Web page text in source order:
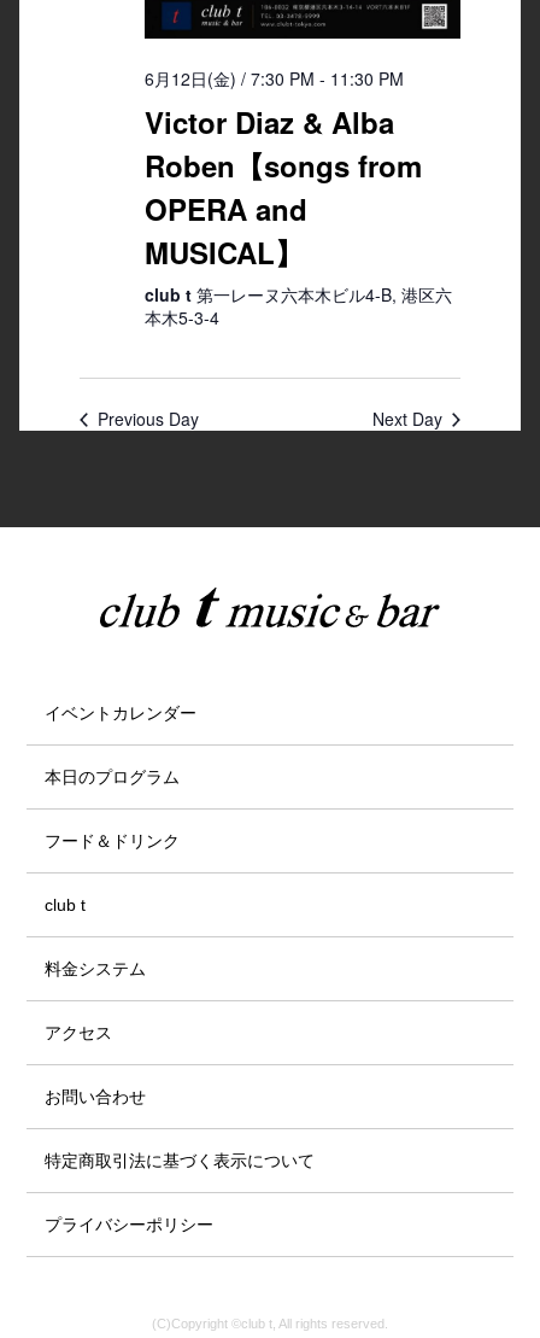
6月12日(金) / 7:30 PM - 11:30 PM
Victor Diaz & Alba
Roben【songs from
OPERA and
MUSICAL】
club t 第一レーヌ六本木ビル4-B, 港区六
本木5-3-4
Previous Day Next Day
イベントカレンダー
本日のプログラム
フード＆ドリンク
club t
料金システム
アクセス
お問い合わせ
特定商取引法に基づく表示について
プライバシーポリシー
(C)Copyright ©club t, All rights reserved.